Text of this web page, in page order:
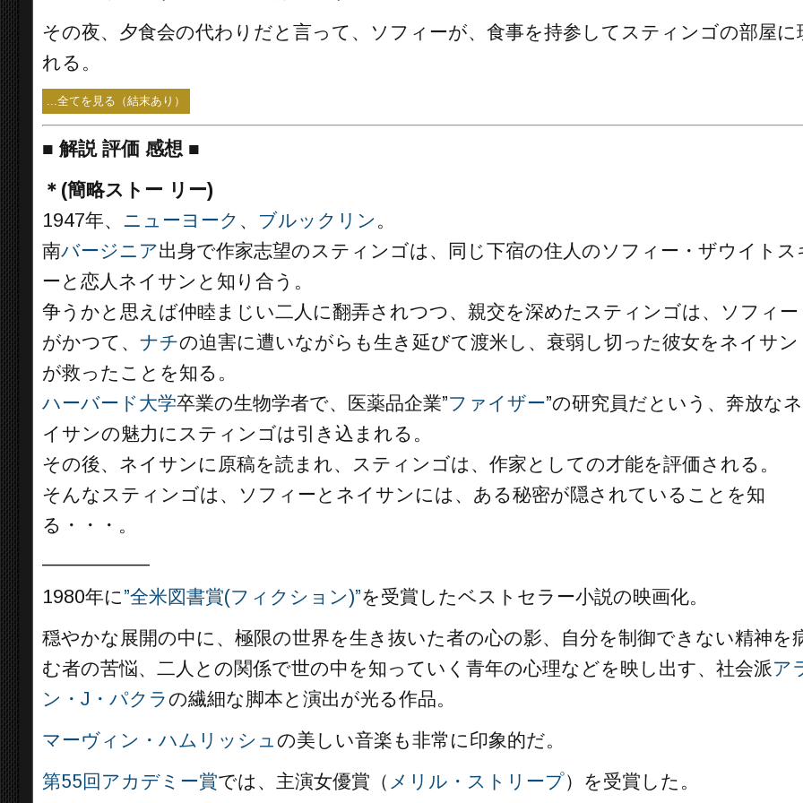
その夜、夕食会の代わりだと言って、ソフィーが、食事を持参してスティンゴの部屋に
れる。
...全てを見る（結末あり）
■ 解説 評価 感想 ■
＊(簡略ストー リー)
1947年、 ニューヨーク 、 ブルックリン 。
南バージニア出身で作家志望のスティンゴは、同じ下宿の住人のソフィー・ザウイトス
ーと恋人ネイサンと知り合う。
争うかと思えば仲睦まじい二人に翻弄されつつ、親交を深めたスティンゴは、ソフィー
がかつて、 ナチの迫害に遭いながらも生き延びて渡米し、衰弱し切った彼女をネイサン
が救ったことを知る。
ハーバード大学卒業の生物学者で、医薬品企業”ファイザー”の研究員だという、奔放なネ
イサンの魅力にスティンゴは引き込まれる。
その後、ネイサンに原稿を読まれ、スティンゴは、作家としての才能を評価される。
そんなスティンゴは、ソフィーとネイサンには、ある秘密が隠されていることを知
る・・・。
1980年に ”全米図書賞(フィクション)”を受賞したベストセラー小説の映画化。
穏やかな展開の中に、極限の世界を生き抜いた者の心の影、自分を制御できない精神を
む者の苦悩、二人との関係で世の中を知っていく青年の心理などを映し出す、社会派ア
ン・J・パクラの繊細な脚本と演出が光る作品。
マーヴィン・ハムリッシュ の美しい音楽も非常に印象的だ。
第55回アカデミー賞では、主演女優賞（ メリル・ストリープ）を受賞した。